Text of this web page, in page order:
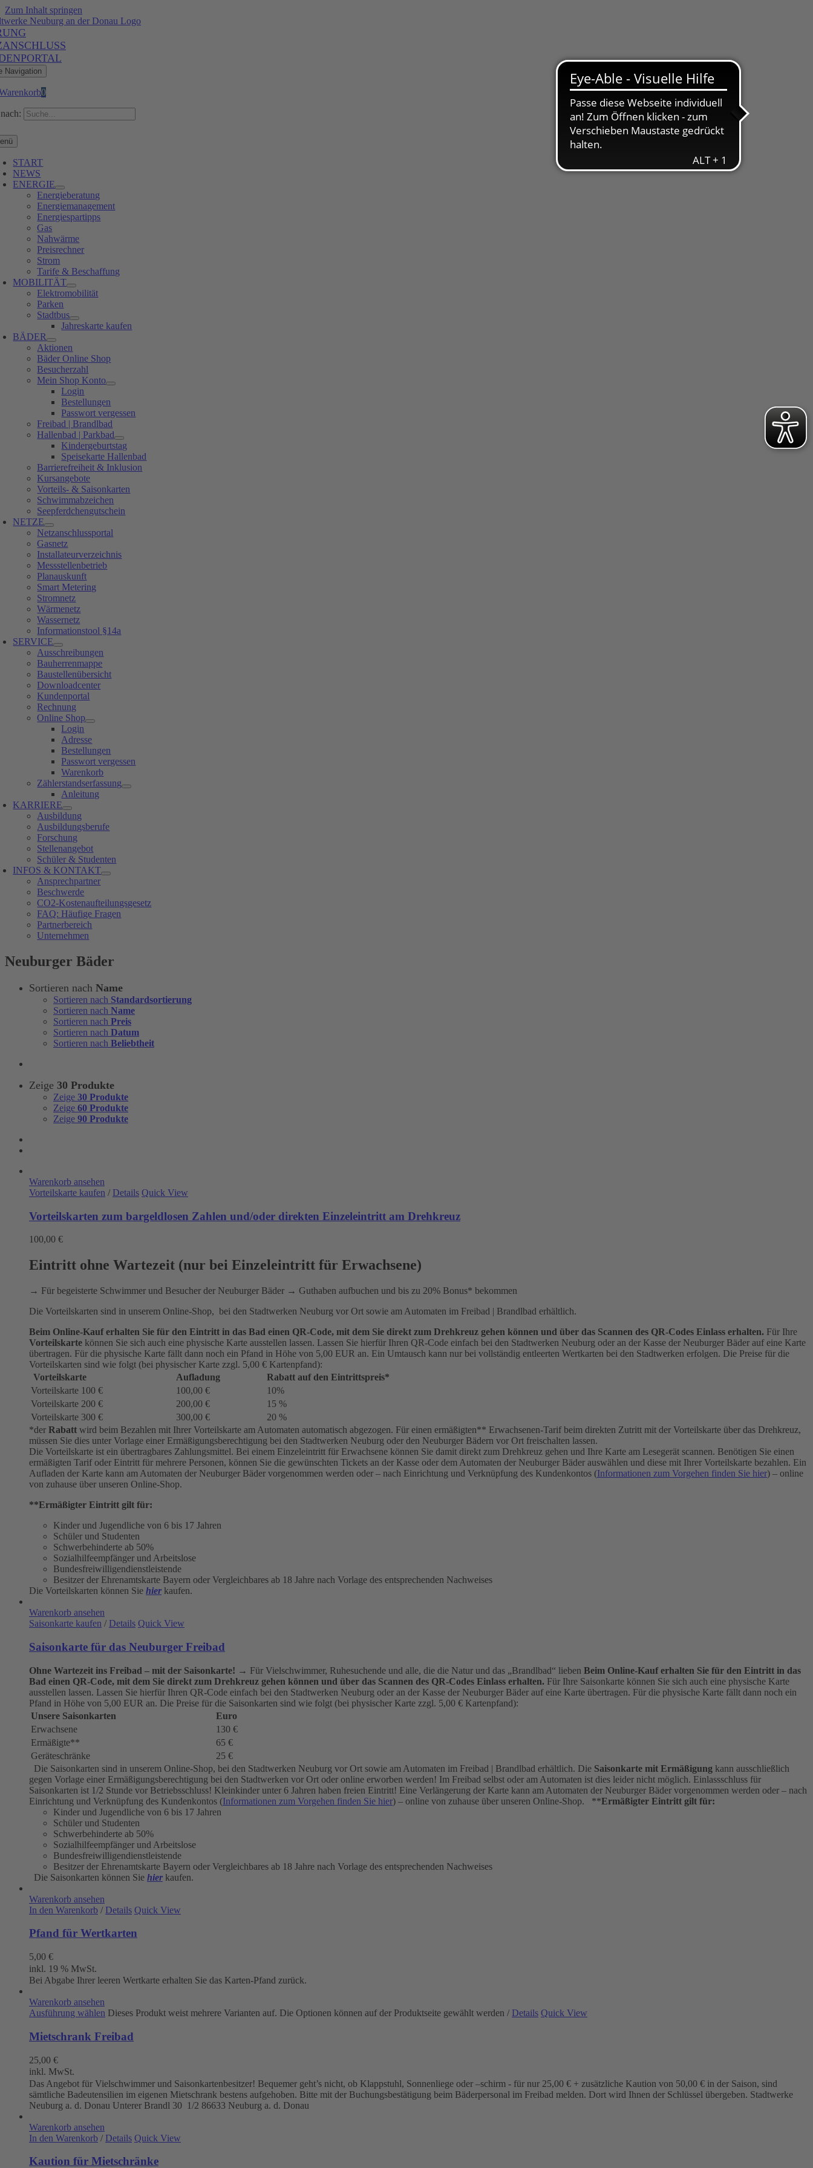
Zum Inhalt springen
Navigation
0
START
NEWS
ENERGIE
Energieberatung
Energiemanagement
Energiespartipps
Gas
Nahwärme
Preisrechner
Strom
Tarife & Beschaffung
MOBILITÄT
Elektromobilität
Parken
Stadtbus
Jahreskarte kaufen
BÄDER
Aktionen
Bäder Online Shop
Besucherzahl
Mein Shop Konto
Login
Bestellungen
Passwort vergessen
Freibad | Brandlbad
Hallenbad | Parkbad
Kindergeburtstag
Speisekarte Hallenbad
Barrierefreiheit & Inklusion
Kursangebote
Vorteils- & Saisonkarten
Schwimmabzeichen
Seepferdchengutschein
NETZE
Netzanschlussportal
Gasnetz
Installateurverzeichnis
Messstellenbetrieb
Planauskunft
Smart Metering
Stromnetz
Wärmenetz
Wassernetz
Informationstool §14a
SERVICE
Ausschreibungen
Bauherrenmappe
Baustellenübersicht
Downloadcenter
Kundenportal
Rechnung
Online Shop
Login
Adresse
Bestellungen
Passwort vergessen
Warenkorb
Zählerstandserfassung
Anleitung
KARRIERE
Ausbildung
Ausbildungsberufe
Forschung
Stellenangebot
Schüler & Studenten
INFOS & KONTAKT
Ansprechpartner
Beschwerde
CO2-Kostenaufteilungsgesetz
FAQ: Häufige Fragen
Partnerbereich
Unternehmen
Neuburger Bäder
Sortieren nach Name
Sortieren nach Standardsortierung
Sortieren nach Name
Sortieren nach Preis
Sortieren nach Datum
Sortieren nach Beliebtheit
Zeige 30 Produkte
Zeige 30 Produkte
Zeige 60 Produkte
Zeige 90 Produkte
Warenkorb ansehen
Vorteilskarte kaufen / Details Quick View
Vorteilskarten zum bargeldlosen Zahlen und/oder direkten Einzeleintritt am Drehkreuz
100,00 €
Eintritt ohne Wartezeit (nur bei Einzeleintritt für Erwachsene)
→ Für begeisterte Schwimmer und Besucher der Neuburger Bäder → Guthaben aufbuchen und bis zu 20% Bonus* bekommen
Die Vorteilskarten sind in unserem Online-Shop, bei den Stadtwerken Neuburg vor Ort sowie am Automaten im Freibad | Brandlbad erhältlich.
Beim Online-Kauf erhalten Sie für den Eintritt in das Bad einen QR-Code, mit dem Sie direkt zum Drehkreuz gehen können und über das Scannen des QR-Codes Einlass erhalten. Für Ihre
Vorteilskarte können Sie sich auch eine physische Karte ausstellen lassen. Lassen Sie hierfür Ihren QR-Code einfach bei den Stadtwerken Neuburg oder an der Kasse der Neuburger Bäder auf eine Karte
übertragen. Für die physische Karte fällt dann noch ein Pfand in Höhe von 5,00 EUR an. Ein Umtausch kann nur bei vollständig entleerten Wertkarten bei den Stadtwerken erfolgen. Die Preise für die
Vorteilskarten sind wie folgt (bei physischer Karte zzgl. 5,00 € Kartenpfand):
Vorteilskarte
Aufladung
Rabatt auf den Eintrittspreis*
Vorteilskarte 100 €
100,00 €
10%
Vorteilskarte 200 €
200,00 €
15 %
Vorteilskarte 300 €
300,00 €
20 %
*der Rabatt wird beim Bezahlen mit Ihrer Vorteilskarte am Automaten automatisch abgezogen. Für einen ermäßigten** Erwachsenen-Tarif beim direkten Zutritt mit der Vorteilskarte über das Drehkreuz,
müssen Sie dies unter Vorlage einer Ermäßigungsberechtigung bei den Stadtwerken Neuburg oder den Neuburger Bädern vor Ort freischalten lassen.
Die Vorteilskarte ist ein übertragbares Zahlungsmittel. Bei einem Einzeleintritt für Erwachsene können Sie damit direkt zum Drehkreuz gehen und Ihre Karte am Lesegerät scannen. Benötigen Sie einen
ermäßigten Tarif oder Eintritt für mehrere Personen, können Sie die gewünschten Tickets an der Kasse oder dem Automaten der Neuburger Bäder auswählen und diese mit Ihrer Vorteilskarte bezahlen. Ein
Aufladen der Karte kann am Automaten der Neuburger Bäder vorgenommen werden oder – nach Einrichtung und Verknüpfung des Kundenkontos (Informationen zum Vorgehen finden Sie hier) – online
von zuhause über unseren Online-Shop.
**Ermäßigter Eintritt gilt für:
Kinder und Jugendliche von 6 bis 17 Jahren
Schüler und Studenten
Schwerbehinderte ab 50%
Sozialhilfeempfänger und Arbeitslose
Bundesfreiwilligendienstleistende
Besitzer der Ehrenamtskarte Bayern oder Vergleichbares ab 18 Jahre nach Vorlage des entsprechenden Nachweises
Die Vorteilskarten können Sie hier kaufen.
Warenkorb ansehen
Saisonkarte kaufen / Details Quick View
Saisonkarte für das Neuburger Freibad
Ohne Wartezeit ins Freibad – mit der Saisonkarte! → Für Vielschwimmer, Ruhesuchende und alle, die die Natur und das „Brandlbad“ lieben Beim Online-Kauf erhalten Sie für den Eintritt in das
Bad einen QR-Code, mit dem Sie direkt zum Drehkreuz gehen können und über das Scannen des QR-Codes Einlass erhalten. Für Ihre Saisonkarte können Sie sich auch eine physische Karte
ausstellen lassen. Lassen Sie hierfür Ihren QR-Code einfach bei den Stadtwerken Neuburg oder an der Kasse der Neuburger Bäder auf eine Karte übertragen. Für die physische Karte fällt dann noch ein
Pfand in Höhe von 5,00 EUR an. Die Preise für die Saisonkarten sind wie folgt (bei physischer Karte zzgl. 5,00 € Kartenpfand):
Unsere Saisonkarten
Euro
Erwachsene
130 €
Ermäßigte**
65 €
Geräteschränke
25 €
Die Saisonkarten sind in unserem Online-Shop, bei den Stadtwerken Neuburg vor Ort sowie am Automaten im Freibad | Brandlbad erhältlich. Die Saisonkarte mit Ermäßigung kann ausschließlich
gegen Vorlage einer Ermäßigungsberechtigung bei den Stadtwerken vor Ort oder online erworben werden! Im Freibad selbst oder am Automaten ist dies leider nicht möglich. Einlassschluss für
Saisonkarten ist 1/2 Stunde vor Betriebsschluss! Kleinkinder unter 6 Jahren haben freien Eintritt! Eine Verlängerung der Karte kann am Automaten der Neuburger Bäder vorgenommen werden oder – nach
Einrichtung und Verknüpfung des Kundenkontos (Informationen zum Vorgehen finden Sie hier) – online von zuhause über unseren Online-Shop. **Ermäßigter Eintritt gilt für:
Kinder und Jugendliche von 6 bis 17 Jahren
Schüler und Studenten
Schwerbehinderte ab 50%
Sozialhilfeempfänger und Arbeitslose
Bundesfreiwilligendienstleistende
Besitzer der Ehrenamtskarte Bayern oder Vergleichbares ab 18 Jahre nach Vorlage des entsprechenden Nachweises
Die Saisonkarten können Sie hier kaufen.
Warenkorb ansehen
In den Warenkorb / Details Quick View
Pfand für Wertkarten
5,00 €
inkl. 19 % MwSt.
Bei Abgabe Ihrer leeren Wertkarte erhalten Sie das Karten-Pfand zurück.
Warenkorb ansehen
Ausführung wählen Dieses Produkt weist mehrere Varianten auf. Die Optionen können auf der Produktseite gewählt werden / Details Quick View
Mietschrank Freibad
25,00 €
inkl. MwSt.
Das Angebot für Vielschwimmer und Saisonkartenbesitzer! Bequemer geht’s nicht, ob Klappstuhl, Sonnenliege oder –schirm - für nur 25,00 € + zusätzliche Kaution von 50,00 € in der Saison, sind
sämtliche Badeutensilien im eigenen Mietschrank bestens aufgehoben. Bitte mit der Buchungsbestätigung beim Bäderpersonal im Freibad melden. Dort wird Ihnen der Schlüssel übergeben. Stadtwerke
Neuburg a. d. Donau Unterer Brandl 30 1/2 86633 Neuburg a. d. Donau
Warenkorb ansehen
In den Warenkorb / Details Quick View
Kaution für Mietschränke